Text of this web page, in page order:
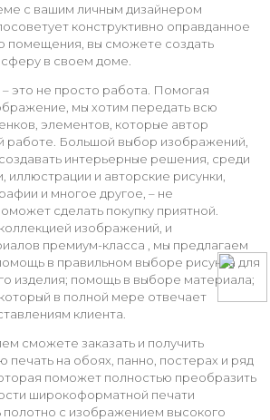
с вашим личным дизайнером
конструктивно оправданное
помещения, вы сможете создать
в своем доме.
это не просто работа. Помогая
мы хотим передать всю
элементов, которые автор
работе. Большой выбор изображений,
интерьерные решения, среди
иллюстрации и авторские рисунки,
и многое другое, – не
сделать покупку приятной.
изображений, и
премиум-класса , мы предлагаем
в правильном выборе рисунка для
изделия; помощь в выборе материала;
в полной мере отвечает
клиента.
сможете заказать и получить
печать на обоях, панно, постерах и ряд
поможет полностью преобразить
широкоформатной печати
полотно с изображением высокого